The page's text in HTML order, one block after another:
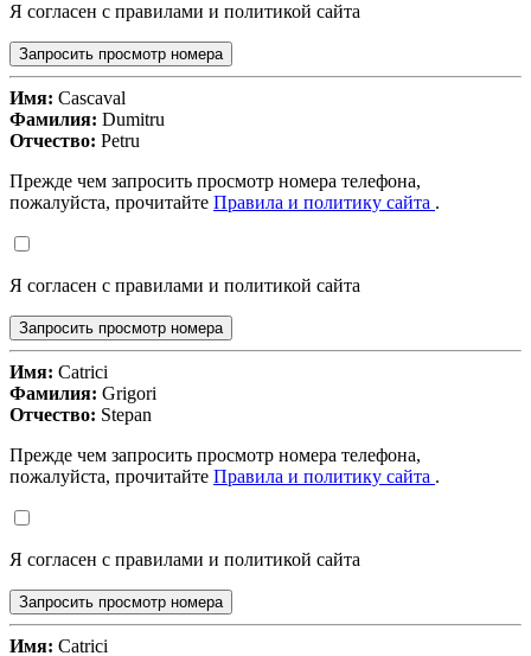
Я согласен с правилами и политикой сайта
Запросить просмотр номера
Имя: Cascaval
Фамилия: Dumitru
Отчество: Petru
Прежде чем запросить просмотр номера телефона,
пожалуйста, прочитайте Правила и политику сайта .
Я согласен с правилами и политикой сайта
Запросить просмотр номера
Имя: Catrici
Фамилия: Grigori
Отчество: Stepan
Прежде чем запросить просмотр номера телефона,
пожалуйста, прочитайте Правила и политику сайта .
Я согласен с правилами и политикой сайта
Запросить просмотр номера
Имя: Catrici